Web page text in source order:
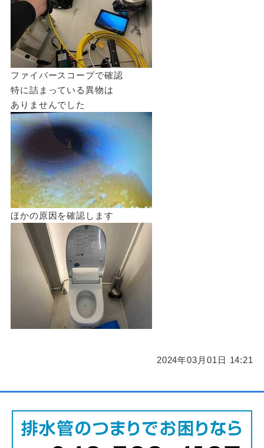
ファイバースコープで確認
特に詰まっている異物は
ありませんでした
ほかの原因を確認します
2024年03月01日 14:21